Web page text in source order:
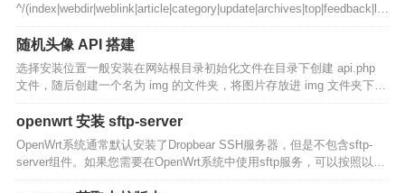
^/(index|webdir|weblink|article|category|update|archives|top|feedback|lin
k|…
随机头像 API 搭建
选择安装位置一般安装在网站根目录初始化文件在目录下创建 api.php
文件，随后创建一个名为 img 的文件夹，将图片存放进 img 文件夹下<?
php $img_array = glob('img/*…
openwrt 安装 sftp-server
OpenWrt系统通常默认安装了Dropbear SSH服务器，但是不包含sftp-
server组件。如果您需要在OpenWrt系统中使用sftp服务，可以按照以下
步骤安装：连接到您的OpenWrt设备，通过SSH登录到系统中。更新软